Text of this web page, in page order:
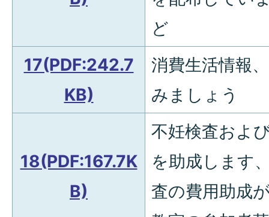
ど
17(PDF:242.7
KB)
消費生活情報
みましょう
18(PDF:167.7K
B)
不妊検査およ
を助成します
査の費用助成